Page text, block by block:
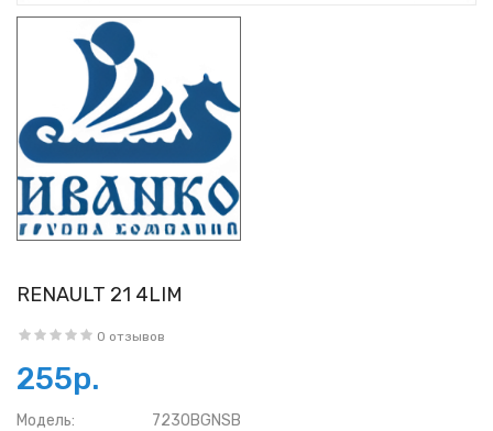
RENAULT 21 4LIM
0 отзывов
255р.
Модель:
7230BGNSB